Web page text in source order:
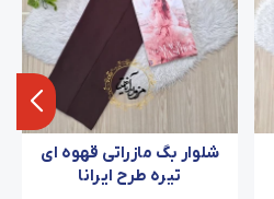
شلوار بگ مازراتی قهوه ای
تیره طرح ایرانا